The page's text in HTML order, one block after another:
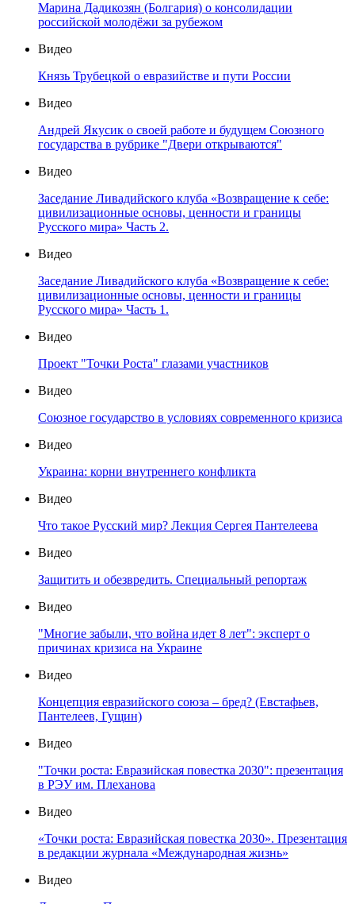
Марина Дадикозян (Болгария) о консолидации
российской молодёжи за рубежом
Видео
Князь Трубецкой о евразийстве и пути России
Видео
Андрей Якусик о своей работе и будущем Союзного
государства в рубрике "Двери открываются"
Видео
Заседание Ливадийского клуба «Возвращение к себе:
цивилизационные основы, ценности и границы
Русского мира» Часть 2.
Видео
Заседание Ливадийского клуба «Возвращение к себе:
цивилизационные основы, ценности и границы
Русского мира» Часть 1.
Видео
Проект "Точки Роста" глазами участников
Видео
Союзное государство в условиях современного кризиса
Видео
Украина: корни внутреннего конфликта
Видео
Что такое Русский мир? Лекция Сергея Пантелеева
Видео
Защитить и обезвредить. Специальный репортаж
Видео
"Многие забыли, что война идет 8 лет": эксперт о
причинах кризиса на Украине
Видео
Концепция евразийского союза – бред? (Евстафьев,
Пантелеев, Гущин)
Видео
"Точки роста: Евразийская повестка 2030": презентация
в РЭУ им. Плеханова
Видео
«Точки роста: Евразийская повестка 2030». Презентация
в редакции журнала «Международная жизнь»
Видео